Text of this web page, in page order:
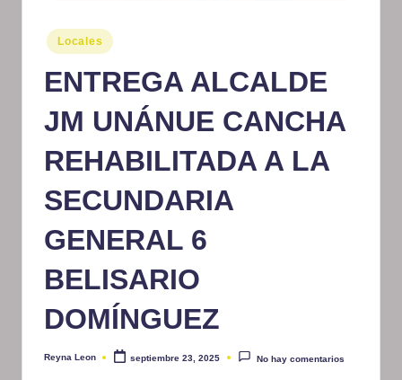
m
at
iv
o
Publicado
en
Locales
ENTREGA ALCALDE
JM UNÁNUE CANCHA
REHABILITADA A LA
SECUNDARIA
GENERAL 6
BELISARIO
DOMÍNGUEZ
Publicado
Reyna Leon septiembre 23, 2025 No hay comentarios